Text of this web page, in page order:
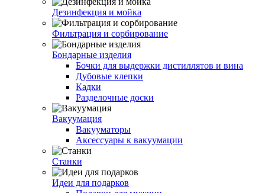
Дезинфекция и мойка
Фильтрация и сорбирование
Бондарные изделия
Бочки для выдержки дистиллятов и вина
Дубовые клепки
Кадки
Разделочные доски
Вакуумация
Вакууматоры
Аксессуары к вакуумации
Станки
Идеи для подарков